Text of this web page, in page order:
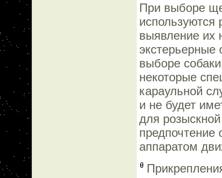
При выборе
используются
выявление их
экстерьерные
выборе
некоторые
караульной
и не будет
для
аппаратом